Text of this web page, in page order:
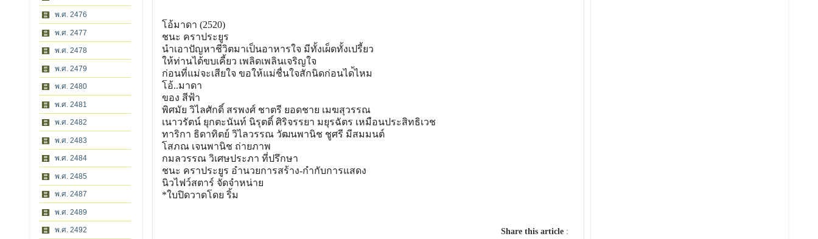
พ.ศ. 2476
พ.ศ. 2477
พ.ศ. 2478
พ.ศ. 2479
พ.ศ. 2480
พ.ศ. 2481
พ.ศ. 2482
พ.ศ. 2483
พ.ศ. 2484
พ.ศ. 2485
พ.ศ. 2487
พ.ศ. 2489
พ.ศ. 2492
โอ้มาดา (2520)
ชนะ คราประยูร
นำเอาปัญหาชีวิตมาเป็นอาหารใจ มีทั้งเผ็ดทั้งเปรี้ยว
ให้ท่านได้ขบเคี้ยว เพลิดเพลินเจริญใจ
ก่อนที่แม่จะเสียใจ ขอให้แม่ชื่นใจสักนิดก่อนได้ไหม
โอ้..มาดา
ของ สีฟ้า
พิศมัย วิไลศักดิ์ สรพงศ์ ชาตรี ยอดชาย เมฆสุวรรณ
เนาวรัตน์ ยุกตะนันท์ นิรุตติ์ ศิริจรรยา มยุรฉัตร เหมือนประสิทธิเวช
ทาริกา ธิดาทิตย์ วิไลวรรณ วัฒนพานิช ชูศรี มีสมมนต์
โสภณ เจนพานิช ถ่ายภาพ
กมลวรรณ วิเศษประภา ที่ปรึกษา
ชนะ คราประยูร อำนวยการสร้าง-กำกับการแสดง
นิวไฟว์สตาร์ จัดจำหน่าย
*ใบปิดวาดโดย ริ้ม
Share this article: